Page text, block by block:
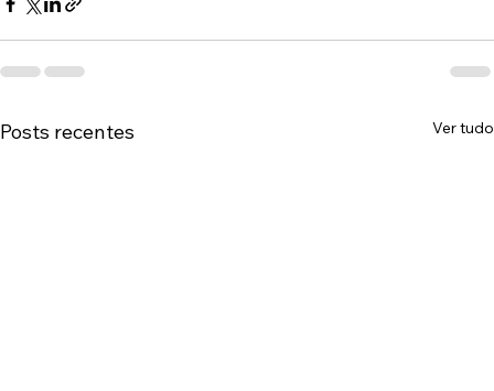
Posts recentes Ver tudo